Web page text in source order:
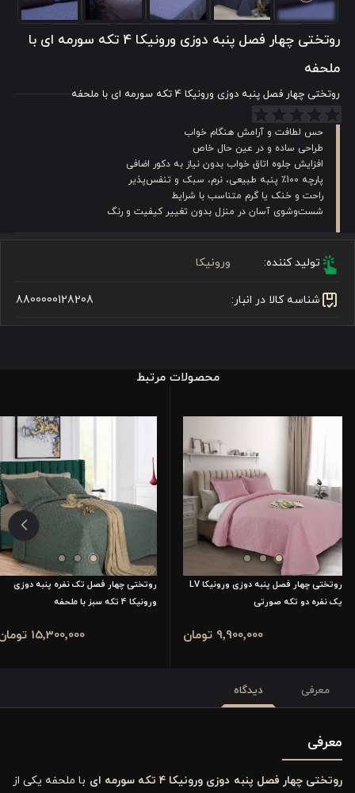
روتختی چهار فصل پنبه دوزی ورونیکا 4 تکه سورمه ای با
ملحفه
روتختی چهار فصل پنبه دوزی ورونیکا 4 تکه سورمه ای با ملحفه
حس لطافت و آرامش هنگام خواب
طراحی ساده و در عین حال خاص
افزایش جلوه اتاق خواب بدون نیاز به دکور اضافی
پارچه 100٪ پنبه طبیعی، نرم، سبک و تنفس‌پذیر
راحت و خنک یا گرم متناسب با شرایط
شست‌وشوی آسان در منزل بدون تغییر کیفیت و رنگ
تولید کننده: ورونیکا
شناسه کالا در انبار: 8800000128208
محصولات مرتبط
روتختی چهار فصل پنبه دوزی ورونیکا LV
یک نفره دو تکه صورتی
9٬900٬000 تومان
روتختی چهار فصل تک نفره پنبه دوزی
ورونیکا 4 تکه سبز با ملحفه
15٬300٬000 تومان
معرفی دیدگاه
معرفی
روتختی چهار فصل پنبه ‌دوزی ورونیکا ۴تکه سورمه‌ ای با ملحفه یکی از